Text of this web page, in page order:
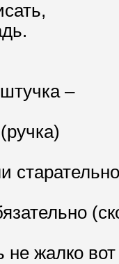
–
старательно
не жалко